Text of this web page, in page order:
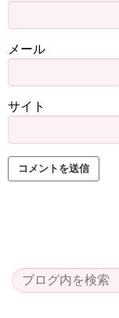
メール
サイト